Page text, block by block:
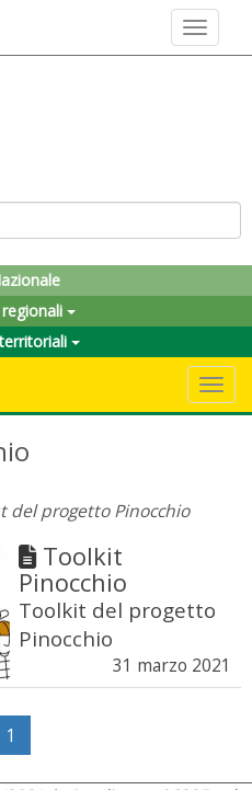
Toggle
del progetto Pinocchio
Toolkit
Pinocchio
Toolkit del progetto
Pinocchio
31 marzo 2021
1